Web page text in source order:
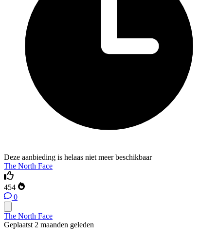
Deze aanbieding is helaas niet meer beschikbaar
The North Face
454
0
The North Face
Geplaatst 2 maanden geleden